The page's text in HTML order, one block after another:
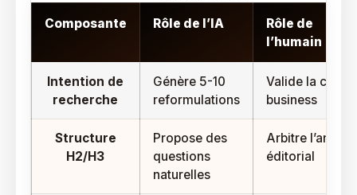
Composante Rôle de l’IA
Rôle de
l’humain
Intention de
recherche
Génère 5-10
reformulations
Valide la cible
business
Structure
H2/H3
Propose des
questions
naturelles
Arbitre l’angle
éditorial